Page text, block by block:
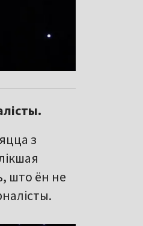
з
што ён не